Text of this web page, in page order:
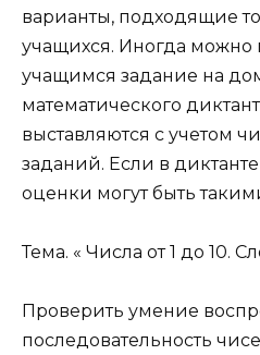
варианты, подходящие
учащихся. Иногда можно
учащимся задание на дом
математического
выставляются с учетом
заданий. Если в
оценки могут быть
Тема. « Числа от 1 до 10.
Проверить умение
последовательность